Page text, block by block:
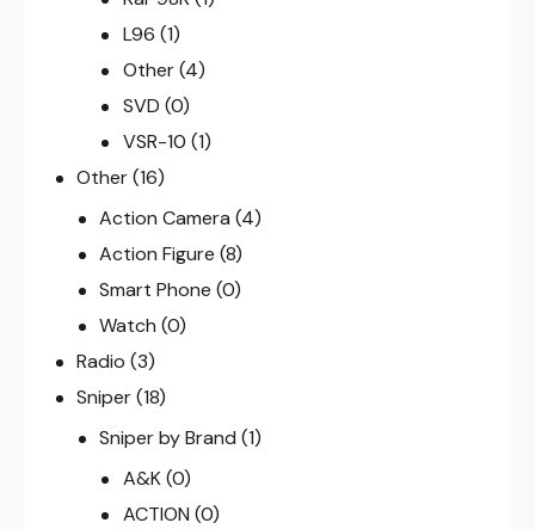
L96 (1)
Other (4)
SVD (0)
VSR-10 (1)
Other(16)
Action Camera (4)
Action Figure (8)
Smart Phone (0)
Watch (0)
Radio (3)
Sniper(18)
Sniper by Brand (1)
A&K (0)
ACTION (0)